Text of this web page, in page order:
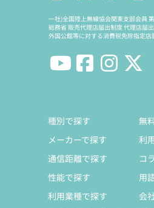
一社)全国陸上無線協会関東支部会員
総務省 販売代理店届出制度 代理店届
外国公館等に対する消費税免除指定店
種別で探す
メーカーで探す
通信距離で探す
性能で探す
利用業種で探す
無
利
コ
用
会